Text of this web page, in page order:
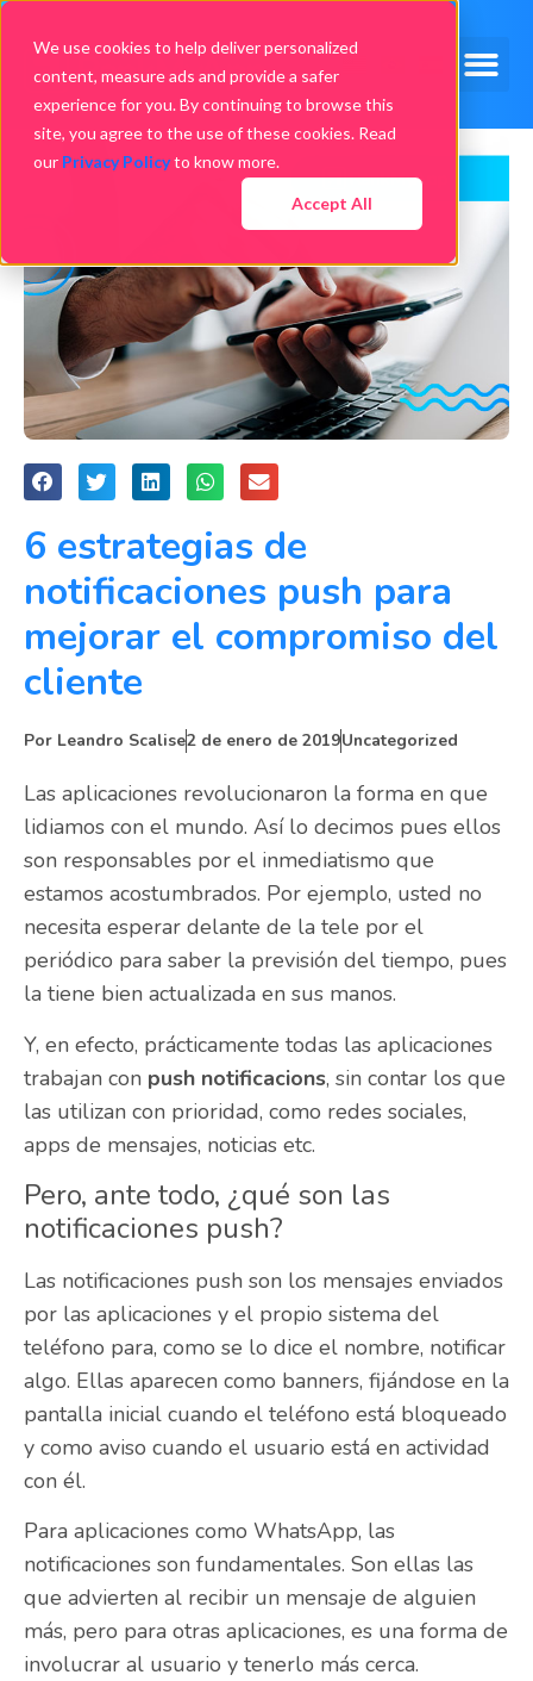
We use cookies to help deliver personalized
content, measure ads and provide a safer
experience for you. By continuing to browse this
site, you agree to the use of these cookies. Read
our Privacy Policyto know more.
Accept All
6 estrategias de
notificaciones push para
mejorar el compromiso del
cliente
Por Leandro Scalise2 de enero de 2019Uncategorized
Las aplicaciones revolucionaron la forma en que
lidiamos con el mundo. Así lo decimos pues ellos
son responsables por el inmediatismo que
estamos acostumbrados. Por ejemplo, usted no
necesita esperar delante de la tele por el
periódico para saber la previsión del tiempo, pues
la tiene bien actualizada en sus manos.
Y, en efecto, prácticamente todas las aplicaciones
trabajan con push notificacions, sin contar los que
las utilizan con prioridad, como redes sociales,
apps de mensajes, noticias etc.
Pero, ante todo, ¿qué son las
notificaciones push?
Las notificaciones push son los mensajes enviados
por las aplicaciones y el propio sistema del
teléfono para, como se lo dice el nombre, notificar
algo. Ellas aparecen como banners, fijándose en la
pantalla inicial cuando el teléfono está bloqueado
y como aviso cuando el usuario está en actividad
con él.
Para aplicaciones como WhatsApp, las
notificaciones son fundamentales. Son ellas las
que advierten al recibir un mensaje de alguien
más, pero para otras aplicaciones, es una forma de
involucrar al usuario y tenerlo más cerca.